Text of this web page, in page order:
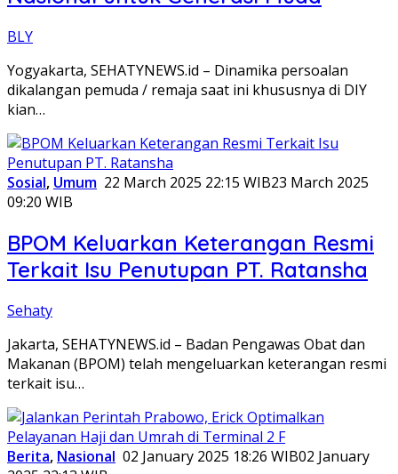
BLY
Yogyakarta, SEHATYNEWS.id – Dinamika persoalan
dikalangan pemuda / remaja saat ini khususnya di DIY
kian…
Sosial, Umum 22 March 2025 22:15 WIB23 March 2025
09:20 WIB
BPOM Keluarkan Keterangan Resmi
Terkait Isu Penutupan PT. Ratansha
Sehaty
Jakarta, SEHATYNEWS.id – Badan Pengawas Obat dan
Makanan (BPOM) telah mengeluarkan keterangan resmi
terkait isu…
Berita, Nasional 02 January 2025 18:26 WIB02 January